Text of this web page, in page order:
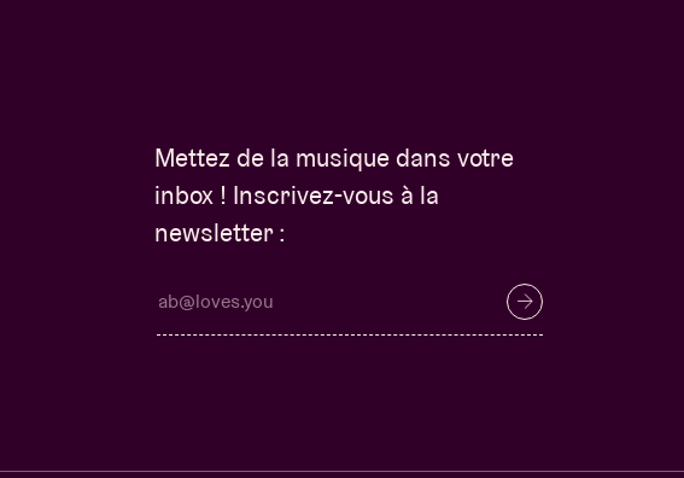
Mettez de la musique dans votre
inbox ! Inscrivez-vous à la
newsletter :